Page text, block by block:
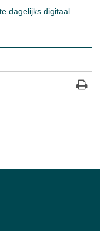
dagelijks digitaal